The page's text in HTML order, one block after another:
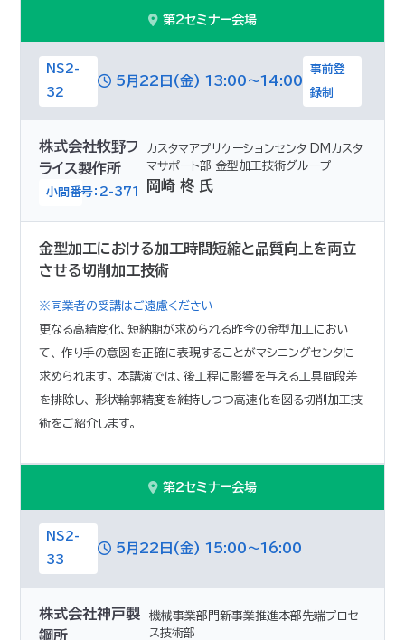
第2セミナー会場
NS2-
32
5月22日(金) 13:00～14:00
事前登
録制
株式会社牧野フ
ライス製作所
小間番号：2-371
カスタマアプリケーションセンタ DMカスタ
マサポート部 金型加工技術グループ
岡崎 柊 氏
金型加工における加工時間短縮と品質向上を両立
させる切削加工技術
※同業者の受講はご遠慮ください
更なる高精度化、短納期が求められる昨今の金型加工におい
て、 作り手の意図を正確に表現することがマシニングセンタに
求められます。 本講演では、後工程に影響を与える工具間段差
を排除し、 形状輪郭精度を維持しつつ高速化を図る切削加工技
術をご紹介します。
第2セミナー会場
NS2-
33
5月22日(金) 15:00～16:00
株式会社神戸製
鋼所
機械事業部門新事業推進本部先端プロセ
ス技術部